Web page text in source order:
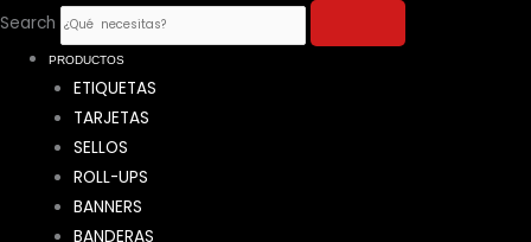
Ir
Search
PRODUCTOS
ETIQUETAS
TARJETAS
SELLOS
ROLL-UPS
BANNERS
BANDERAS